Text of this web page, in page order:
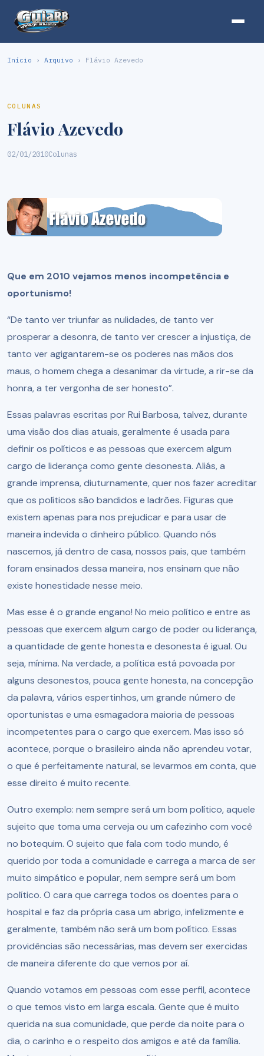
Início › Arquivo › Flávio Azevedo
COLUNAS
Flávio Azevedo
02/01/2010Colunas
Que em 2010 vejamos menos incompetência e
oportunismo!
“De tanto ver triunfar as nulidades, de tanto ver
prosperar a desonra, de tanto ver crescer a injustiça, de
tanto ver agigantarem-se os poderes nas mãos dos
maus, o homem chega a desanimar da virtude, a rir-se da
honra, a ter vergonha de ser honesto”.
Essas palavras escritas por Rui Barbosa, talvez, durante
uma visão dos dias atuais, geralmente é usada para
definir os políticos e as pessoas que exercem algum
cargo de liderança como gente desonesta. Aliás, a
grande imprensa, diuturnamente, quer nos fazer acreditar
que os políticos são bandidos e ladrões. Figuras que
existem apenas para nos prejudicar e para usar de
maneira indevida o dinheiro público. Quando nós
nascemos, já dentro de casa, nossos pais, que também
foram ensinados dessa maneira, nos ensinam que não
existe honestidade nesse meio.
Mas esse é o grande engano! No meio político e entre as
pessoas que exercem algum cargo de poder ou liderança,
a quantidade de gente honesta e desonesta é igual. Ou
seja, mínima. Na verdade, a política está povoada por
alguns desonestos, pouca gente honesta, na concepção
da palavra, vários espertinhos, um grande número de
oportunistas e uma esmagadora maioria de pessoas
incompetentes para o cargo que exercem. Mas isso só
acontece, porque o brasileiro ainda não aprendeu votar,
o que é perfeitamente natural, se levarmos em conta, que
esse direito é muito recente.
Outro exemplo: nem sempre será um bom político, aquele
sujeito que toma uma cerveja ou um cafezinho com você
no botequim. O sujeito que fala com todo mundo, é
querido por toda a comunidade e carrega a marca de ser
muito simpático e popular, nem sempre será um bom
político. O cara que carrega todos os doentes para o
hospital e faz da própria casa um abrigo, infelizmente e
geralmente, também não será um bom político. Essas
providências são necessárias, mas devem ser exercidas
de maneira diferente do que vemos por aí.
Quando votamos em pessoas com esse perfil, acontece
o que temos visto em larga escala. Gente que é muito
querida na sua comunidade, que perde da noite para o
dia, o carinho e o respeito dos amigos e até da família.